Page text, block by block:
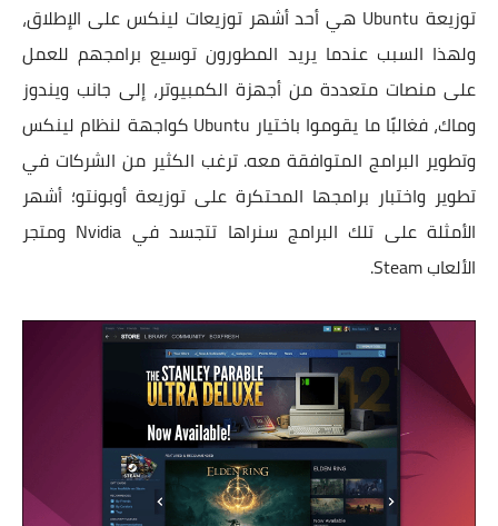
توزيعة Ubuntu هي أحد أشهر توزيعات لينكس على الإطلاق،
ولهذا السبب عندما يريد المطورون توسيع برامجهم للعمل
على منصات متعددة من أجهزة الكمبيوتر، إلى جانب ويندوز
وماك، فغالبًا ما يقوموا باختيار Ubuntu كواجهة لنظام لينكس
وتطوير البرامج المتوافقة معه. ترغب الكثير من الشركات في
تطوير واختبار برامجها المحتكرة على توزيعة أوبونتو؛ أشهر
الأمثلة على تلك البرامج سنراها تتجسد في Nvidia ومتجر
الألعاب Steam.